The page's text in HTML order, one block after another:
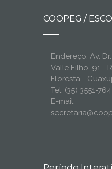
COOPEG /
Endereço: Av.
Valle Filho, 91 -
Floresta -
Tel: (35) 3551-
E-mail: